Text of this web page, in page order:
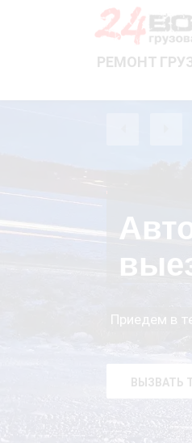
РЕМОНТ
Приедем в
ВЫЗВАТЬ